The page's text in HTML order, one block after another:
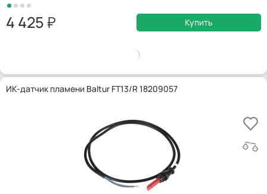
4 425 Купить
ИК-датчик пламени Baltur FT13/R 18209057